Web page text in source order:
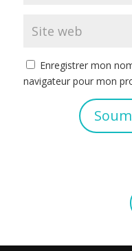
Enregistrer mon
navigateur pour mon